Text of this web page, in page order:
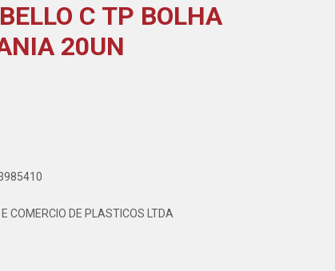
C TP BOLHA
20UN
COMERCIO DE PLASTICOS LTDA